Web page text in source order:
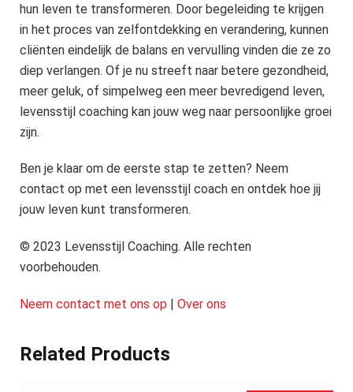
hun leven te transformeren. Door begeleiding te krijgen
in het proces van zelfontdekking en verandering, kunnen
cliënten eindelijk de balans en vervulling vinden die ze zo
diep verlangen. Of je nu streeft naar betere gezondheid,
meer geluk, of simpelweg een meer bevredigend leven,
levensstijl coaching kan jouw weg naar persoonlijke groei
zijn.
Ben je klaar om de eerste stap te zetten? Neem
contact op met een levensstijl coach en ontdek hoe jij
jouw leven kunt transformeren.
© 2023 Levensstijl Coaching. Alle rechten
voorbehouden.
Neem contact met ons op | Over ons
Related Products